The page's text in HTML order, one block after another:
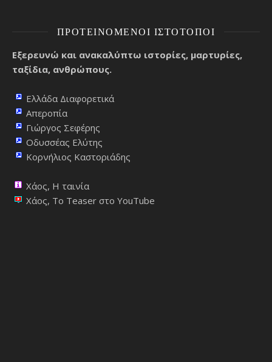
ΠΡΟΤΕΙΝΌΜΕΝΟΙ ΙΣΤΌΤΟΠΟΙ
Εξερευνώ και ανακαλύπτω ιστορίες, μαρτυρίες,
ταξίδια, ανθρώπους.
Ελλάδα Διαφορετικά
Απεροπία
Γιώργος Σεφέρης
Οδυσσέας Ελύτης
Κορνήλιος Καστοριάδης
Χάος, Η ταινία
Χάος, Το Teaser στο YouTube